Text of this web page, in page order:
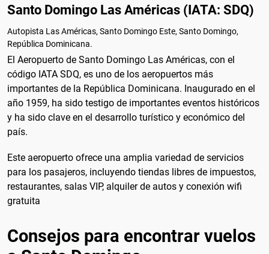
Santo Domingo Las Américas (IATA: SDQ)
Autopista Las Américas, Santo Domingo Este, Santo Domingo,
República Dominicana.
El Aeropuerto de Santo Domingo Las Américas, con el
código IATA SDQ, es uno de los aeropuertos más
importantes de la República Dominicana. Inaugurado en el
año 1959, ha sido testigo de importantes eventos históricos
y ha sido clave en el desarrollo turístico y económico del
país.
Este aeropuerto ofrece una amplia variedad de servicios
para los pasajeros, incluyendo tiendas libres de impuestos,
restaurantes, salas VIP, alquiler de autos y conexión wifi
gratuita
Consejos para encontrar vuelos